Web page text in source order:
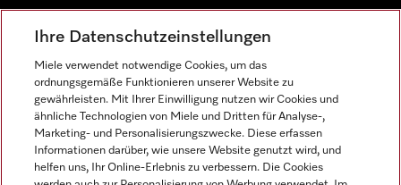
Miele auf Instagram
Miele auf Facebook
Miele auf Youtube
Ihre Datenschutzeinstellungen
Miele verwendet notwendige Cookies, um das
ordnungsgemäße Funktionieren unserer Website zu
gewährleisten. Mit Ihrer Einwilligung nutzen wir Cookies und
ähnliche Technologien von Miele und Dritten für Analyse-,
Marketing- und Personalisierungszwecke. Diese erfassen
Informationen darüber, wie unsere Website genutzt wird, und
helfen uns, Ihr Online-Erlebnis zu verbessern. Die Cookies